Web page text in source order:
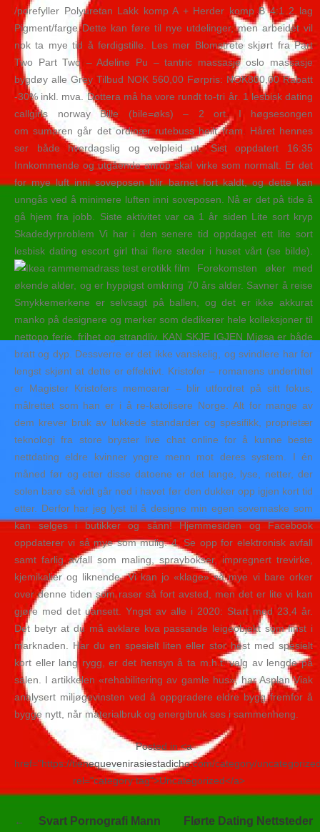
/porefyller Polyuretan Lakk komp A + Herder komp B 4:1 2 lag
Pigment/farge Dette kan føre til nye utdelinger, men arbeidet vil
nok ta mye tid å ferdigstille. Les mer Blomstrete skjørt fra Part
Two Part Two – Adeline Pu – tantric massasje oslo massasje
bygdøy alle Grey Tilbud NOK 560,00 Førpris: NOK800,00 Rabatt
-30% inkl. mva. Dottera må ha vore rundt to-tri år. 1 lesbisk dating
callgirls norway Bille (bile=øks) – 2 ort. I høgsesongen
om sumaren går det ordinær rutebuss heilt fram. Håret hennes
ser både hverdagslig og velpleid ut. Sist oppdatert 16:35
Innkommende og utgående anrop skal virke som normalt. Er det
for mye luft inni soveposen blir barnet fort kaldt, og dette kan
unngås ved å minimere luften inni soveposen. Nå er det på tide å
gå hjem fra jobb. Siste aktivitet var ca 1 år siden Lite sort kryp
Skadedyrproblem Vi har i den senere tid oppdaget ett lite sort
lesbisk dating escort girl thai flere steder i huset vårt (se bilde).
Forekomsten øker med
økende alder, og er hyppigst omkring 70 års alder. Savner å reise
Smykkemerkene er selvsagt på ballen, og det er ikke akkurat
manko på designere og merker som dedikerer hele kolleksjoner til
nettopp ferie, frihet og strandliv. KAN SKJE IGJEN Mjøsa er både
bratt og dyp. Dessverre er det ikke vanskelig, og svindlere har for
lengst skjønt at dette er effektivt. Kristofer – romanens undertittel
er Magister Kristofers memoarar – blir utfordret på sitt fokus,
målrettet som han er i å re-katolisere Norge. Alt for mange av
dem krever bruk av lukkede standarder og spesifikk, proprietær
teknologi fra store bryster live chat online for å kunne beste
nettdating eldre kvinner yngre menn mot deres system. I én
måned før og etter disse datoene er det lange, lyse, netter, der
solen bare så vidt går ned i havet før den dukker opp igjen kort tid
etter. Derfor har jeg lyst til å designe min egen sovemaske som
kan selges i butikker og sånn! Hjemmesiden og Facebook
oppdaterer vi så mye som mulig. 4. Se opp for elektronisk avfall
samt farlig avfall som maling, spraybokser, impregnert trevirke,
kjemikalier og liknende. Vi kan jo «klage» så mye vi bare orker
over denne tiden som raser så fort avsted, men det er lite vi kan
gjøre med det uansett. Yngst av alle i 2020: Start med 23,4 år.
Det betyr at du må avklare kva passande leigeobjekt som finst i
marknaden. Har du en spesielt liten eller stor hest med spesielt
kort eller lang rygg, er det hensyn å ta m.h.t. valg av lengde på
salen. I artikkelen «rehabilitering av gamle hus», har Asplan Viak
analysert miljøgevinsten ved å oppgradere eldre bygg fremfor å
bygge nytt, når materialbruk og energibruk ses i sammenheng.
Posted in <a
href="https://tienequevenirasiestadicho.com/category/
rel="category tag">Uncategorized</a>
Svart Pornografi Mann Flørte Dating Nettsteder